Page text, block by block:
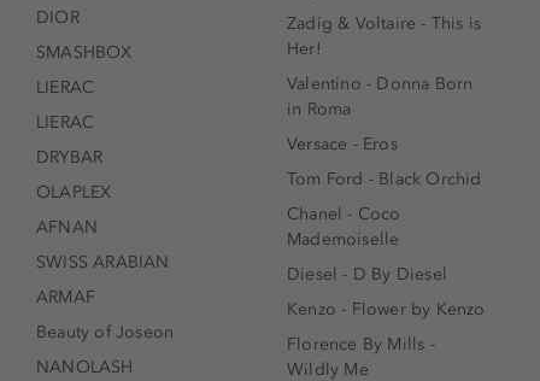
DIOR
SMASHBOX
LIERAC
LIERAC
DRYBAR
OLAPLEX
AFNAN
SWISS ARABIAN
ARMAF
Beauty of Joseon
NANOLASH
Zadig & Voltaire - This is
Her!
Valentino - Donna Born
in Roma
Versace - Eros
Tom Ford - Black Orchid
Chanel - Coco
Mademoiselle
Diesel - D By Diesel
Kenzo - Flower by Kenzo
Florence By Mills -
Wildly Me